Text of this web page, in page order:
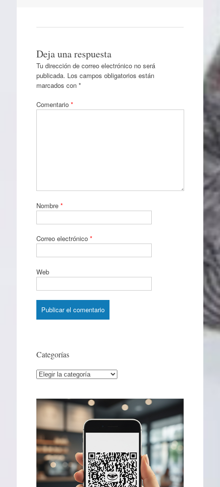
Deja una respuesta
Tu dirección de correo electrónico no será
publicada. Los campos obligatorios están
marcados con *
Comentario *
Nombre *
Correo electrónico *
Web
Categorías
Categorías